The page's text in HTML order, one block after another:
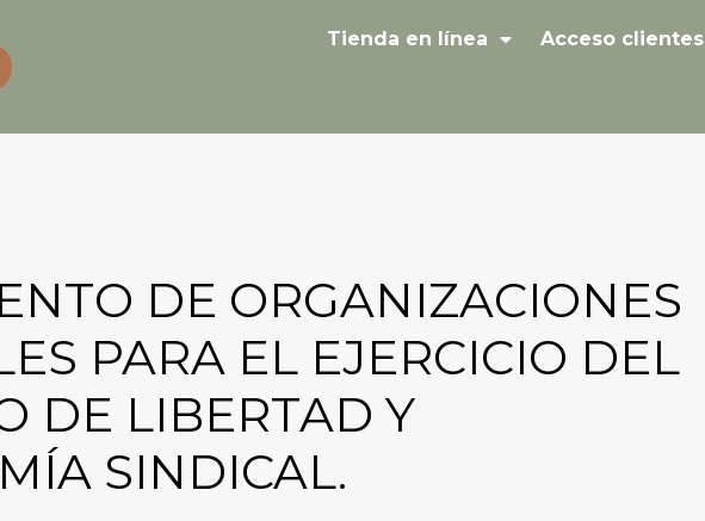
Tienda en línea Acceso clientes
DE ORGANIZACIONES
PARA EL EJERCICIO DEL
DE LIBERTAD Y
SINDICAL.